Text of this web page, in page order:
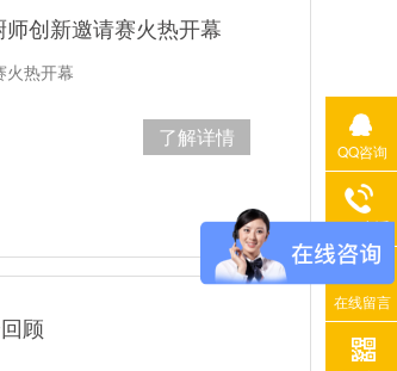
创新邀请赛火热开幕
火热开幕
了解详情
顾
QQ咨询
400电话
在线留言